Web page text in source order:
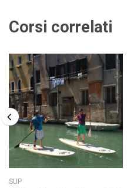
Corsi correlati
SUP